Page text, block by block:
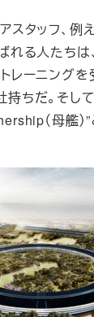
タッフ、例
れる人たちは
レーニングを
ちだ。そし
（母艦）